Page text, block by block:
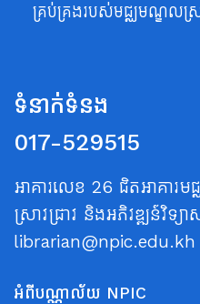
គ្រប់គ្រងរបស់មជ្ឈមណ្ឌលស្រា
ទំនាក់ទំនង
017-529515
អាគារលេខ 26 ជិតអាគារ
ស្រាវជ្រាវ និងអភិវឌ្ឍន៍វិទ្យា
librarian@npic.edu.kh
អំពីបណ្ណាល័យ NPIC